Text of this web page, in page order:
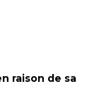
raison de sa